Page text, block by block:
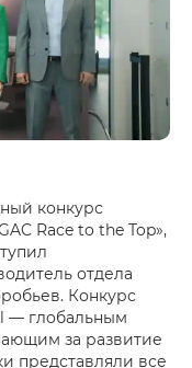
конкурс
Race to the Top»,
отдела
Конкурс
— глобальным
за развитие
представляли все